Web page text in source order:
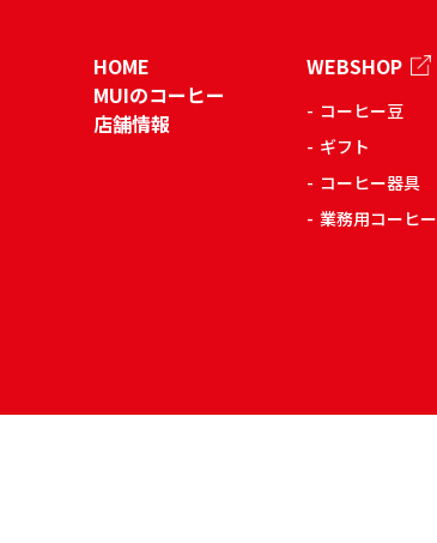
HOME
MUIのコーヒー
店舗情報
WEBSHOP
コーヒー豆
ギフト
コーヒー器具
業務用コーヒー